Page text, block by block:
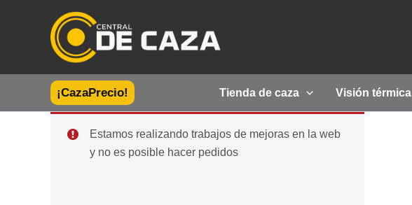
¡CazaPrecio! Tienda de caza Visión térmica
Estamos realizando trabajos de mejoras en la web
y no es posible hacer pedidos